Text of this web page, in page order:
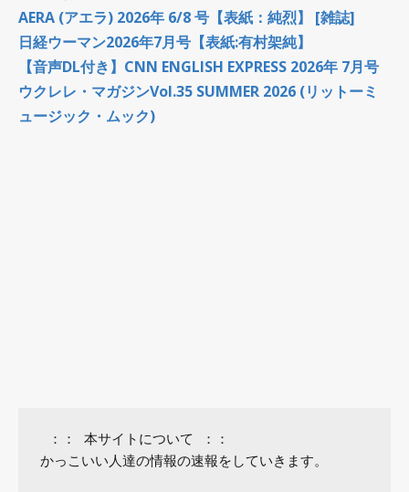
AERA (アエラ) 2026年 6/8 号【表紙：純烈】 [雑誌]
日経ウーマン2026年7月号【表紙:有村架純】
【音声DL付き】CNN ENGLISH EXPRESS 2026年 7月号
ウクレレ・マガジンVol.35 SUMMER 2026 (リットーミ
ュージック・ムック)
かっこいい人達の情報の速報をしていきます。